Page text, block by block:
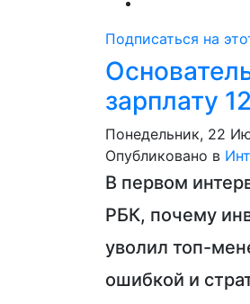
Подписаться на
зарплату
Понедельник, 22
Опубликовано в
В первом
РБК, почему
уволил топ-
ошибкой и